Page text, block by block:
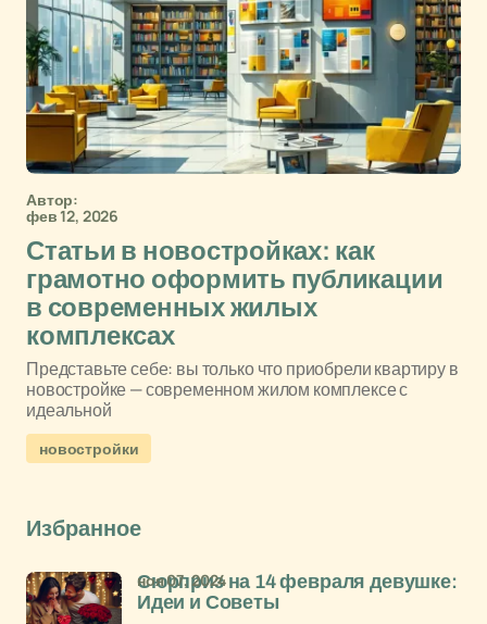
Автор:
фев 12, 2026
Статьи в новостройках: как
грамотно оформить публикации
в современных жилых
комплексах
Представьте себе: вы только что приобрели квартиру в
новостройке — современном жилом комплексе с
идеальной
новостройки
Избранное
Сюрприз на 14 февраля девушке:
Идеи и Советы
ноя 07, 2024